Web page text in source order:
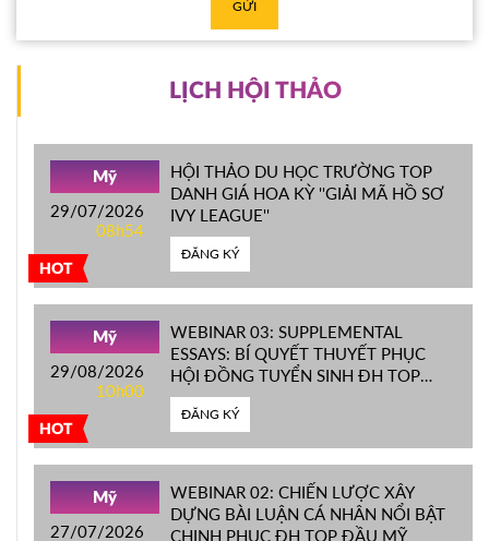
GỬI
LỊCH HỘI THẢO
HOT
Mỹ
29/07/2026
08h54
HỘI THẢO DU HỌC TRƯỜNG TOP
DANH GIÁ HOA KỲ ''GIẢI MÃ HỒ SƠ
IVY LEAGUE''
ĐĂNG KÝ
HOT
Mỹ
29/08/2026
10h00
WEBINAR 03: SUPPLEMENTAL
ESSAYS: BÍ QUYẾT THUYẾT PHỤC
HỘI ĐỒNG TUYỂN SINH ĐH TOP
ĐẦU MỸ
ĐĂNG KÝ
Mỹ
27/07/2026
WEBINAR 02: CHIẾN LƯỢC XÂY
DỰNG BÀI LUẬN CÁ NHÂN NỔI BẬT
CHINH PHỤC ĐH TOP ĐẦU MỸ